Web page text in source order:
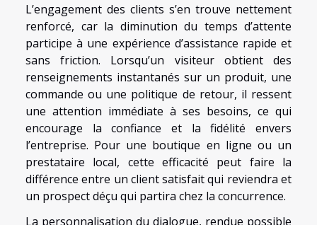
L’engagement des clients s’en trouve nettement
renforcé, car la diminution du temps d’attente
participe à une expérience d’assistance rapide et
sans friction. Lorsqu’un visiteur obtient des
renseignements instantanés sur un produit, une
commande ou une politique de retour, il ressent
une attention immédiate à ses besoins, ce qui
encourage la confiance et la fidélité envers
l’entreprise. Pour une boutique en ligne ou un
prestataire local, cette efficacité peut faire la
différence entre un client satisfait qui reviendra et
un prospect déçu qui partira chez la concurrence.
La personnalisation du dialogue, rendue possible